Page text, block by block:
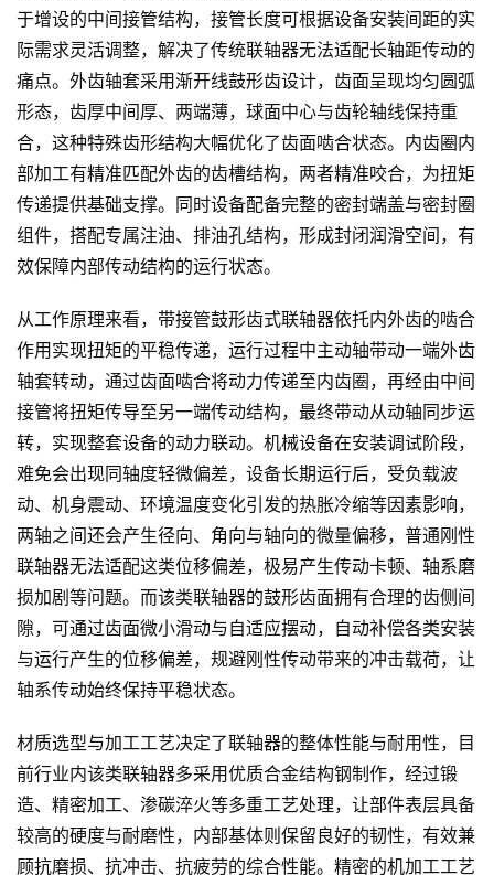
于增设的中间接管结构，接管长度可根据设备安装间距的实
际需求灵活调整，解决了传统联轴器无法适配长轴距传动的
痛点。外齿轴套采用渐开线鼓形齿设计，齿面呈现均匀圆弧
形态，齿厚中间厚、两端薄，球面中心与齿轮轴线保持重
合，这种特殊齿形结构大幅优化了齿面啮合状态。内齿圈内
部加工有精准匹配外齿的齿槽结构，两者精准咬合，为扭矩
传递提供基础支撑。同时设备配备完整的密封端盖与密封圈
组件，搭配专属注油、排油孔结构，形成封闭润滑空间，有
效保障内部传动结构的运行状态。
从工作原理来看，带接管鼓形齿式联轴器依托内外齿的啮合
作用实现扭矩的平稳传递，运行过程中主动轴带动一端外齿
轴套转动，通过齿面啮合将动力传递至内齿圈，再经由中间
接管将扭矩传导至另一端传动结构，最终带动从动轴同步运
转，实现整套设备的动力联动。机械设备在安装调试阶段，
难免会出现同轴度轻微偏差，设备长期运行后，受负载波
动、机身震动、环境温度变化引发的热胀冷缩等因素影响，
两轴之间还会产生径向、角向与轴向的微量偏移，普通刚性
联轴器无法适配这类位移偏差，极易产生传动卡顿、轴系磨
损加剧等问题。而该类联轴器的鼓形齿面拥有合理的齿侧间
隙，可通过齿面微小滑动与自适应摆动，自动补偿各类安装
与运行产生的位移偏差，规避刚性传动带来的冲击载荷，让
轴系传动始终保持平稳状态。
材质选型与加工工艺决定了联轴器的整体性能与耐用性，目
前行业内该类联轴器多采用优质合金结构钢制作，经过锻
造、精密加工、渗碳淬火等多重工艺处理，让部件表层具备
较高的硬度与耐磨性，内部基体则保留良好的韧性，有效兼
顾抗磨损、抗冲击、抗疲劳的综合性能。精密的机加工工艺